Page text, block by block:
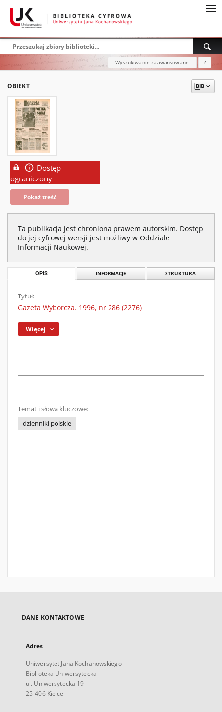
Wyszukiwanie zaawansowane ?
OBIEKT
Dostęp
ograniczony
Pokaż treść
Ta publikacja jest chroniona prawem autorskim. Dostęp
do jej cyfrowej wersji jest możliwy w Oddziale
Informacji Naukowej.
OPIS INFORMACJE STRUKTURA
Tytuł:
Gazeta Wyborcza. 1996, nr 286 (2276)
Więcej
Temat i słowa kluczowe:
dzienniki polskie
DANE KONTAKTOWE
Adres
Uniwersytet Jana Kochanowskiego
Biblioteka Uniwersytecka
ul. Uniwersytecka 19
25-406 Kielce